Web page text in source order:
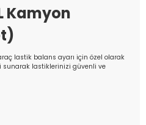
Kamyon
lastik balans ayarı için özel olarak
sunarak lastiklerinizi güvenli ve